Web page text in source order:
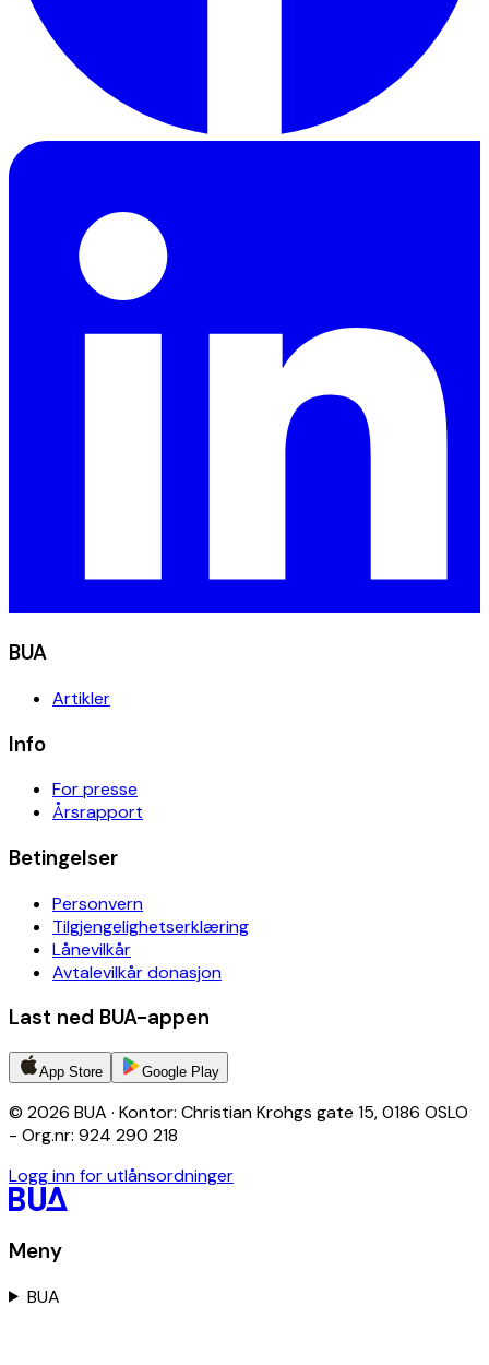
BUA
Artikler
Info
For presse
Årsrapport
Betingelser
Personvern
Tilgjengelighetserklæring
Lånevilkår
Avtalevilkår donasjon
Last ned BUA-appen
App Store Google Play
© 2026 BUA · Kontor: Christian Krohgs gate 15, 0186 OSLO
- Org.nr: 924 290 218
Logg inn for utlånsordninger
Meny
BUA